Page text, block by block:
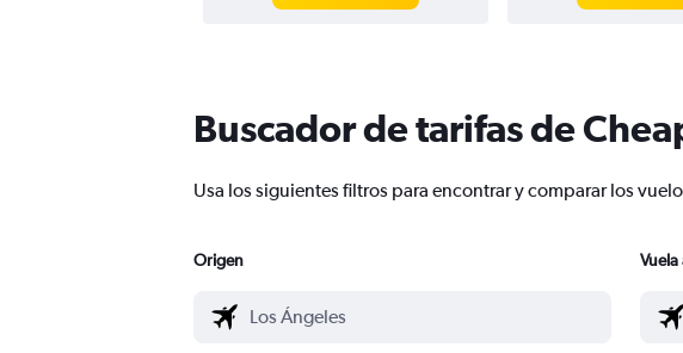
Buscador de tarifas de
Usa los siguientes filtros para encontrar y comparar los
Origen Vuela